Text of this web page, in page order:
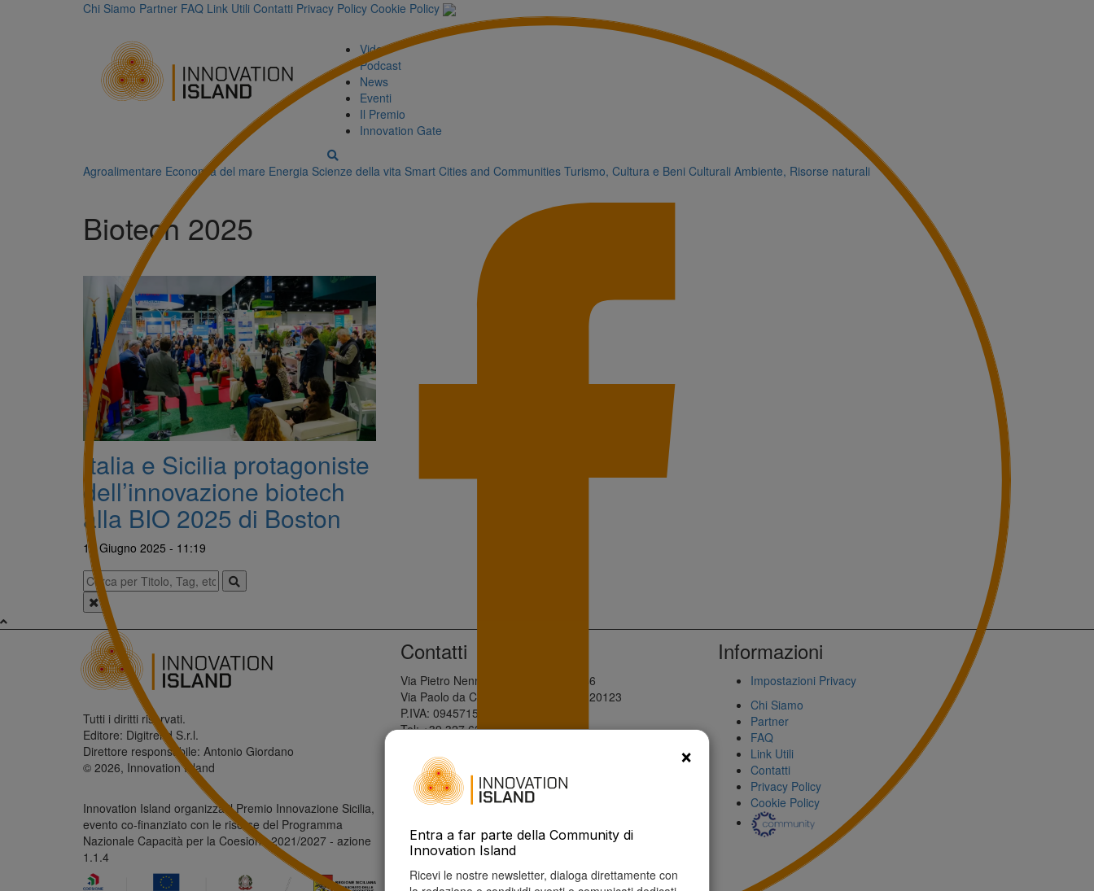
Chi Siamo Partner FAQ Link Utili Contatti Privacy Policy Cookie Policy
Video
Podcast
News
Eventi
Il Premio
Innovation Gate
Agroalimentare Economia del mare Energia Scienze della vita Smart Cities and Communities Turismo, Cultura e Beni Culturali Ambiente, Risorse naturali
Biotech 2025
Italia e Sicilia protagoniste
dell’innovazione biotech
alla BIO 2025 di Boston
19 Giugno 2025 - 11:19
Tutti i diritti riservati.
Editore: Digitrend S.r.l.
Direttore responsabile: Antonio Giordano
© 2026, Innovation Island
Innovation Island organizza il Premio Innovazione Sicilia,
evento co-finanziato con le risorse del Programma
Nazionale Capacità per la Coesione 2021/2027 - azione
1.1.4
Contatti
Via Pietro Nenni, 28 - Palermo, 90146
Via Paolo da Cannobio, 10 - Milano, 20123
P.IVA: 09457150960
Tel: +39 327 621 5632
Informazioni
Impostazioni Privacy
Chi Siamo
Partner
FAQ
Link Utili
Contatti
Privacy Policy
Cookie Policy
×
Entra a far parte della Community di
Innovation Island
Ricevi le nostre newsletter, dialoga direttamente con